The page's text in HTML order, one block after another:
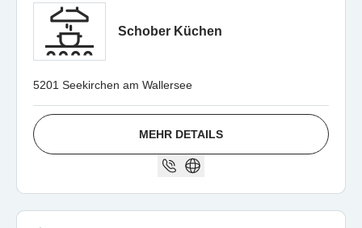
Schober Küchen
5201 Seekirchen am Wallersee
MEHR DETAILS